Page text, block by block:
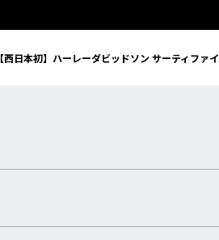
【西日本初】ハーレーダビッドソン サーティファ